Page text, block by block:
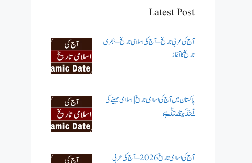
Latest Post
آج کی عربی تاریخ – آج کی اسلامی تاریخ – ہجری
تاریخ کا آغاز
پاکستان میں آج کی اسلامی تاریخ || اسلامی مہینے کی
آج کیا تاریخ ہے
آج کی اسلامی تاریخ 2026 – آج کی عربی